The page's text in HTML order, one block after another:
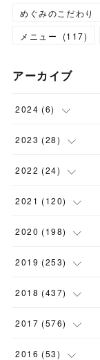
めぐみのこだわり
メニュー
(117)
アーカイブ
2024 (6)
(1)
(1 )
(1)
( 1 )
2023 (28)
(2)
(1)
(1)
(2 )
2022 (24)
(5)
(2)
(2)
( 1 )
2021 (120)
(12)
(3)
(1)
(9)
2020 (198)
(12)
(11)
(12)
(22
2019 (253)
(14)
(27)
(22
2018 (437)
(23)
(24
2017 (576)
(44
2016 (53)